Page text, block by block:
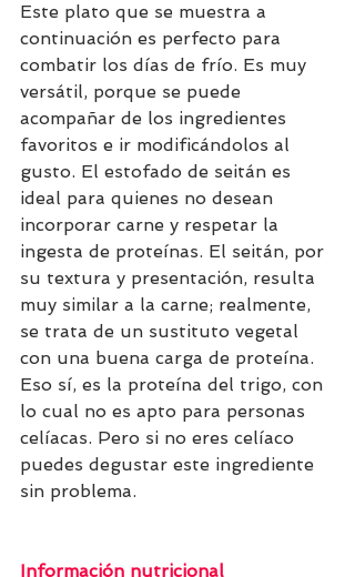
Este plato que se muestra a
continuación es perfecto para
combatir los días de frío. Es muy
versátil, porque se puede
acompañar de los ingredientes
favoritos e ir modificándolos al
gusto. El estofado de seitán es
ideal para quienes no desean
incorporar carne y respetar la
ingesta de proteínas. El seitán, por
su textura y presentación, resulta
muy similar a la carne; realmente,
se trata de un sustituto vegetal
con una buena carga de proteína.
Eso sí, es la proteína del trigo, con
lo cual no es apto para personas
celíacas. Pero si no eres celíaco
puedes degustar este ingrediente
sin problema.
Información nutricional